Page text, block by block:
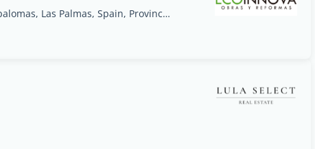
Carretera General, 52, 155, 35100 Maspalomas, Las Palmas, Spain, Provincia de Las Palmas, Canarias - España